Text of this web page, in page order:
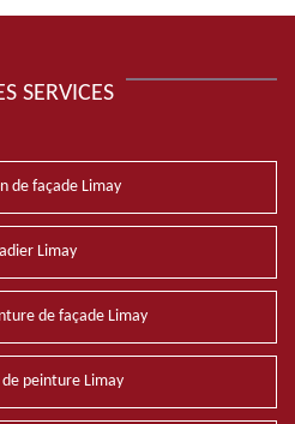
SERVICES
de façade Limay
Limay
de façade Limay
peinture Limay